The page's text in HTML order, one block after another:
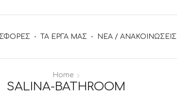
ΤΑ ΕΡΓΑ ΜΑΣ ΝΕΑ / ΑΝΑΚΟΙΝΩΣΕΙΣ
Home
SALINA-BATHROOM